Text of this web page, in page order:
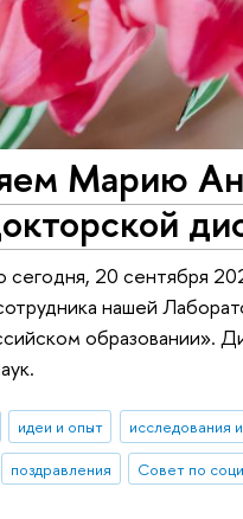
Марию
сегодня, 20 сентября
нашей
образовании».
идеи и опыт исследования
поздравления Совет по